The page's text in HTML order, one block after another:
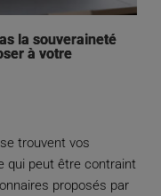
la souveraineté
à votre
trouvent vos
qui peut être contraint
proposés par